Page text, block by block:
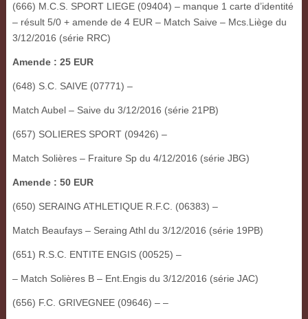
(666) M.C.S. SPORT LIEGE (09404) – manque 1 carte d’identité
– résult 5/0 + amende de 4 EUR – Match Saive – Mcs.Liège du
3/12/2016 (série RRC)
Amende : 25 EUR
(648) S.C. SAIVE (07771) –
Match Aubel – Saive du 3/12/2016 (série 21PB)
(657) SOLIERES SPORT (09426) –
Match Solières – Fraiture Sp du 4/12/2016 (série JBG)
Amende : 50 EUR
(650) SERAING ATHLETIQUE R.F.C. (06383) –
Match Beaufays – Seraing Athl du 3/12/2016 (série 19PB)
(651) R.S.C. ENTITE ENGIS (00525) –
– Match Solières B – Ent.Engis du 3/12/2016 (série JAC)
(656) F.C. GRIVEGNEE (09646) – –